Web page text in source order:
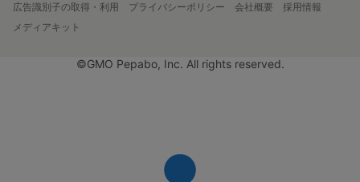
広告識別子の取得・利用
プライバシーポリシー 会社概要
採用情報
メディアキット
©GMO Pepabo, Inc. All rights reserved.